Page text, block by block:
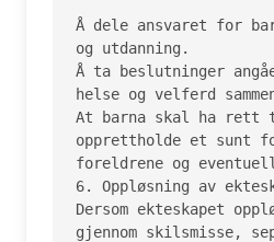
Å dele ansvaret for
og utdanning.
Å ta beslutninger
helse og velferd
At barna skal ha
opprettholde et sunt
foreldrene og
6. Oppløsning av
Dersom ekteskapet
gjennom skilsmisse,